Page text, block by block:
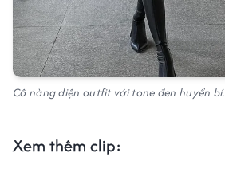
Cô nàng diện outfit với tone đen huyền bí.
Xem thêm clip: